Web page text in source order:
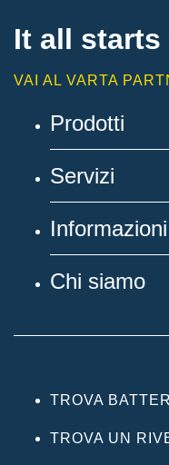
It all starts
VAI AL VARTA
Prodotti
Servizi
Informazioni
Chi siamo
TROVA
TROVA UN